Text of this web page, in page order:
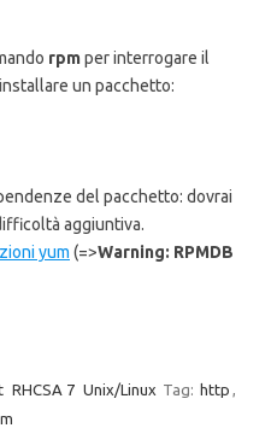
rpmper interrogare il
un pacchetto:
del pacchetto: dovrai
aggiuntiva.
yum (=>Warning: RPMDB
RHCSA 7 Unix/Linux Tag: http ,